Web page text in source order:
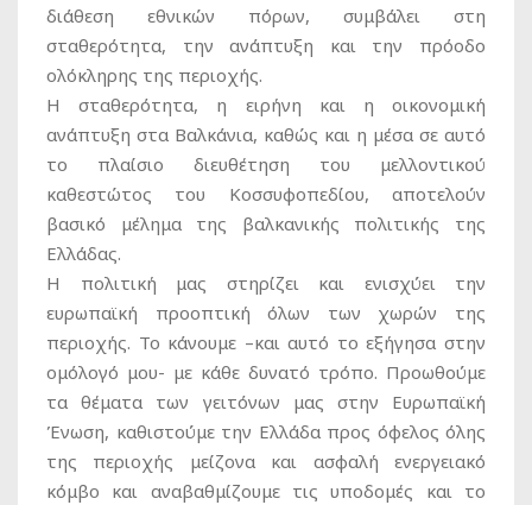
διάθεση εθνικών πόρων, συμβάλει στη
σταθερότητα, την ανάπτυξη και την πρόοδο
ολόκληρης της περιοχής.
Η σταθερότητα, η ειρήνη και η οικονομική
ανάπτυξη στα Βαλκάνια, καθώς και η μέσα σε αυτό
το πλαίσιο διευθέτηση του μελλοντικού
καθεστώτος του Κοσσυφοπεδίου, αποτελούν
βασικό μέλημα της βαλκανικής πολιτικής της
Ελλάδας.
Η πολιτική μας στηρίζει και ενισχύει την
ευρωπαϊκή προοπτική όλων των χωρών της
περιοχής. Το κάνουμε –και αυτό το εξήγησα στην
ομόλογό μου- με κάθε δυνατό τρόπο. Προωθούμε
τα θέματα των γειτόνων μας στην Ευρωπαϊκή
Ένωση, καθιστούμε την Ελλάδα προς όφελος όλης
της περιοχής μείζονα και ασφαλή ενεργειακό
κόμβο και αναβαθμίζουμε τις υποδομές και το